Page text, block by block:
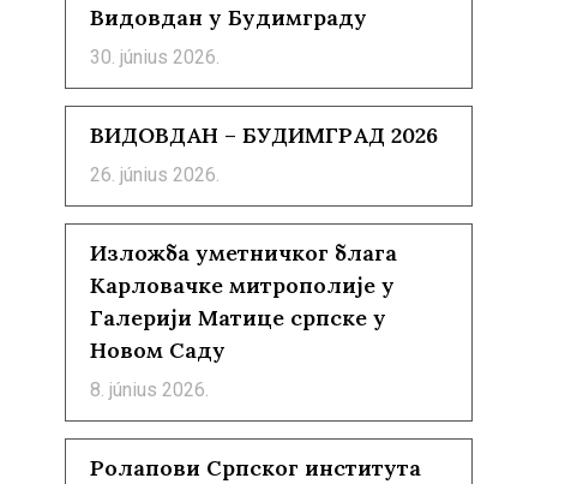
Видовдан у Будимграду
30. június 2026.
ВИДОВДАН – БУДИМГРАД 2026
26. június 2026.
Изложба уметничког блага
Карловачке митрополије у
Галерији Матице српске у
Новом Саду
8. június 2026.
Ролапови Српског института